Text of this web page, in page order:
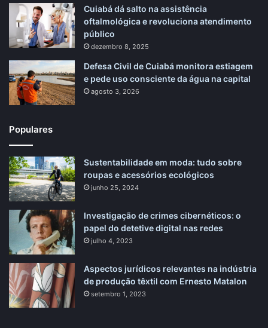
Cuiabá dá salto na assistência
oftalmológica e revoluciona atendimento
público
dezembro 8, 2025
Defesa Civil de Cuiabá monitora estiagem
e pede uso consciente da água na capital
agosto 3, 2026
Populares
Sustentabilidade em moda: tudo sobre
roupas e acessórios ecológicos
junho 25, 2024
Investigação de crimes cibernéticos: o
papel do detetive digital nas redes
julho 4, 2023
Aspectos jurídicos relevantes na indústria
de produção têxtil com Ernesto Matalon
setembro 1, 2023